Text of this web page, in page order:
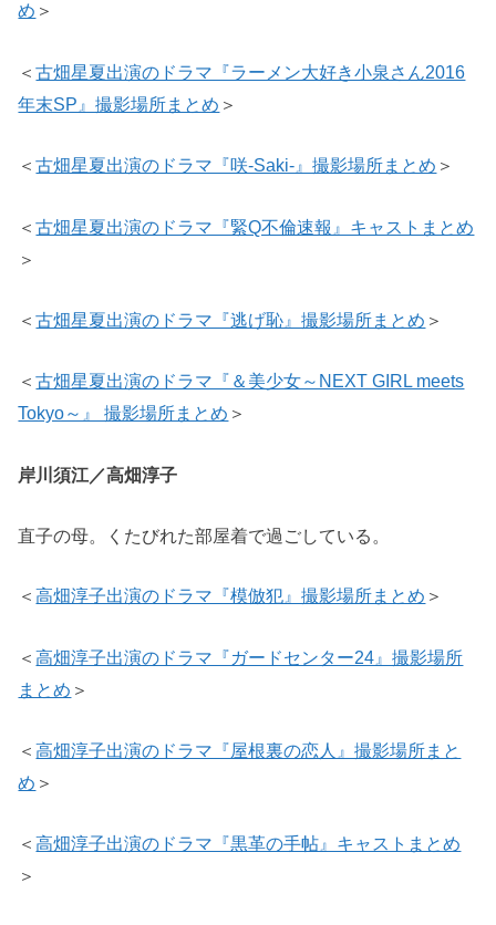
め ＞
＜古畑星夏出演のドラマ『ラーメン大好き小泉さん2016
年末SP』撮影場所まとめ ＞
＜古畑星夏出演のドラマ『咲-Saki-』撮影場所まとめ ＞
＜古畑星夏出演のドラマ『緊Q不倫速報』キャストまとめ
＞
＜古畑星夏出演のドラマ『逃げ恥』撮影場所まとめ ＞
＜古畑星夏出演のドラマ『＆美少女～NEXT GIRL meets
Tokyo～』 撮影場所まとめ ＞
岸川須江／高畑淳子
直子の母。くたびれた部屋着で過ごしている。
＜高畑淳子出演のドラマ『模倣犯』撮影場所まとめ ＞
＜高畑淳子出演のドラマ『ガードセンター24』撮影場所
まとめ ＞
＜高畑淳子出演のドラマ『屋根裏の恋人』撮影場所まと
め ＞
＜高畑淳子出演のドラマ『黒革の手帖』キャストまとめ
＞